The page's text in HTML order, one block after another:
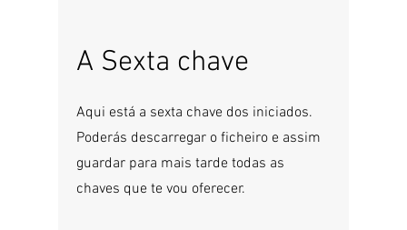
A Sexta chave
Aqui está a sexta chave dos iniciados.
Poderás descarregar o ficheiro e assim
guardar para mais tarde todas as
chaves que te vou oferecer.